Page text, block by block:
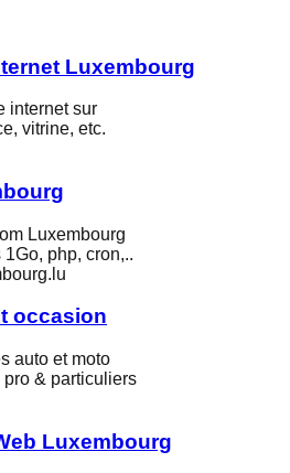
Luxembourg
internet sur
vitrine, etc.
Luxembourg
php, cron,..
occasion
auto et moto
& particuliers
Luxembourg